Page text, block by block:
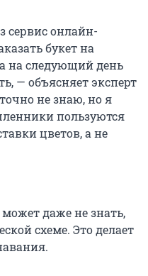
сервис онлайн-
букет на
на следующий день
— объясняет эксперт
не знаю, но я
пользуются
цветов, а не
даже не знать,
схеме. Это делает